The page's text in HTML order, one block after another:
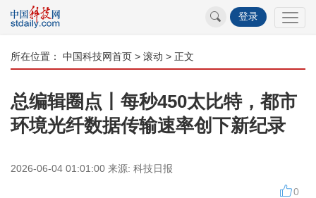
登录
所在位置： 中国科技网首页 > 滚动 > 正文
总编辑圈点丨每秒450太比特，都市
环境光纤数据传输速率创下新纪录
2026-06-04 01:01:00 来源: 科技日报
0